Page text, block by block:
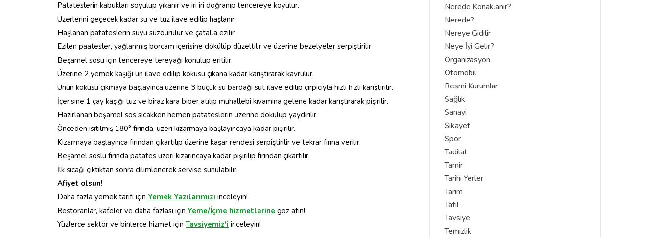
Patateslerin kabukları soyulup yıkanır ve iri iri doğranıp tencereye koyulur.
Üzerlerini geçecek kadar su ve tuz ilave edilip haşlanır.
Haşlanan patateslerin suyu süzdürülür ve çatalla ezilir.
Ezilen paatesler, yağlanmış borcam içerisine dökülüp düzeltilir ve üzerine bezelyeler serpiştirilir.
Beşamel sosu için tencereye tereyağı konulup eritilir.
Üzerine 2 yemek kaşığı un ilave edilip kokusu çıkana kadar karıştırarak kavrulur.
Unun kokusu çıkmaya başlayınca üzerine 3 buçuk su bardağı süt ilave edilip çırpıcıyla hızlı hızlı karıştırılır.
İçerisine 1 çay kaşığı tuz ve biraz kara biber atılıp muhallebi kıvamına gelene kadar karıştırarak pişirilir.
Hazırlanan beşamel sos sıcakken hemen patateslerin üzerine dökülüp yaydırılır.
Önceden ısıtılmış 180° fırında, üzeri kızarmaya başlayıncaya kadar pişirilir.
Kızarmaya başlayınca fırından çıkartılıp üzerine kaşar rendesi serpiştirilir ve tekrar fırına verilir.
Beşamel soslu fırında patates üzeri kızarıncaya kadar pişirilip fırından çıkartılır.
İlk sıcağı çıktıktan sonra dilimlenerek servise sunulabilir.
Afiyet olsun!
Daha fazla yemek tarifi için Yemek Yazılarımızı inceleyin!
Restoranlar, kafeler ve daha fazlası için Yeme/İçme hizmetlerine göz atın!
Yüzlerce sektör ve binlerce hizmet için Tavsiyemiz'i inceleyin!
Nerede Konaklanır?
Nerede?
Nereye Gidilir
Neye İyi Gelir?
Organizasyon
Otomobil
Resmi Kurumlar
Sağlık
Sanayi
Şikayet
Spor
Tadilat
Tamir
Tarihi Yerler
Tarım
Tatil
Tavsiye
Temizlik